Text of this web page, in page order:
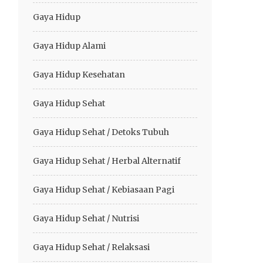
Gaya Hidup
Gaya Hidup Alami
Gaya Hidup Kesehatan
Gaya Hidup Sehat
Gaya Hidup Sehat / Detoks Tubuh
Gaya Hidup Sehat / Herbal Alternatif
Gaya Hidup Sehat / Kebiasaan Pagi
Gaya Hidup Sehat / Nutrisi
Gaya Hidup Sehat / Relaksasi